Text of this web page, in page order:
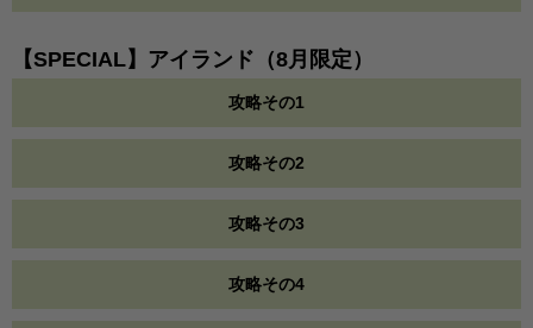
【SPECIAL】アイランド（8月限定）
攻略その1
攻略その2
攻略その3
攻略その4